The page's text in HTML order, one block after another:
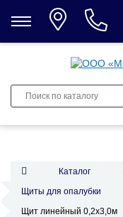
Каталог
Щиты для опалубки
Щит линейный 0,2х3,0м